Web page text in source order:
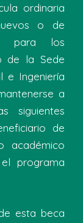
ordinaria
o de
para los
de la Sede
e Ingeniería
a
siguientes
de
académico
programa
esta beca